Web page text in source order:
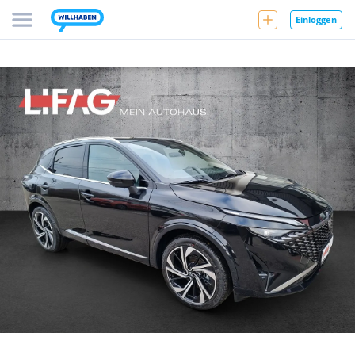
Einloggen